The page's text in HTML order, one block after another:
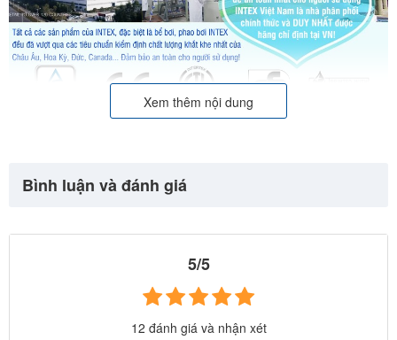
Xem thêm nội dung
Bình luận và đánh giá
5/5
12 đánh giá và nhận xét